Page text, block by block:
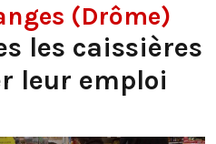
(Drôme)
les caissières
leur emploi